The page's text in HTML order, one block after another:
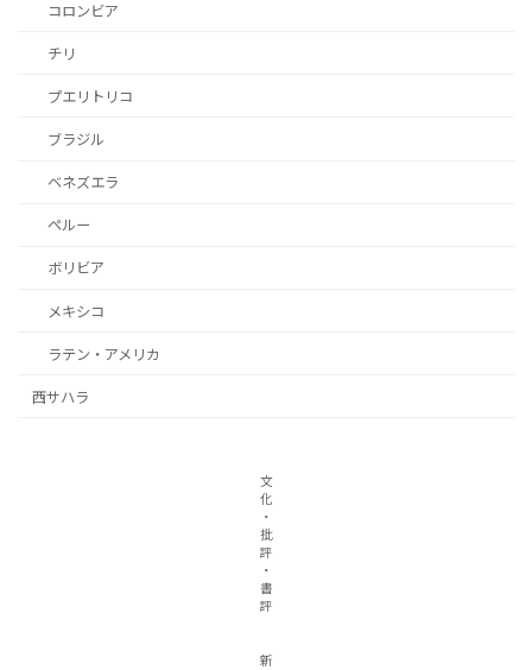
コロンビア
チリ
プエリトリコ
ブラジル
ベネズエラ
ペルー
ボリビア
メキシコ
ラテン・アメリカ
西サハラ
文
化
・
批
評
・
書
評
新